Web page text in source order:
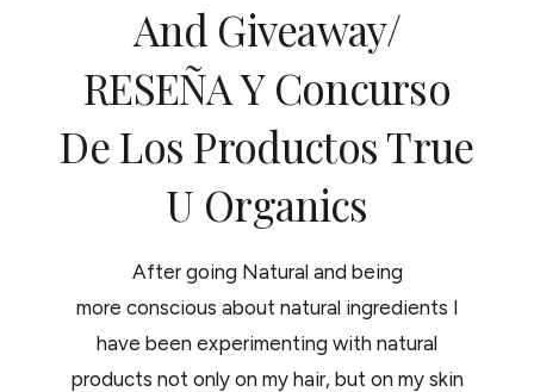
And Giveaway/
RESEÑA Y Concurso
De Los Productos True
U Organics
After going Natural and being
more conscious about natural ingredients I
have been experimenting with natural
products not only on my hair, but on my skin